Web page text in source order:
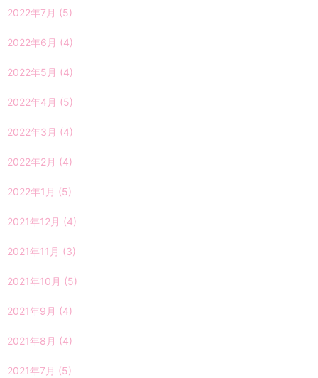
2022年7月 (5)
2022年6月 (4)
2022年5月 (4)
2022年4月 (5)
2022年3月 (4)
2022年2月 (4)
2022年1月 (5)
2021年12月 (4)
2021年11月 (3)
2021年10月 (5)
2021年9月 (4)
2021年8月 (4)
2021年7月 (5)